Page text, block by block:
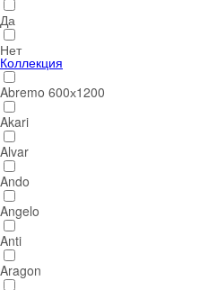
Да
Нет
Коллекция
Abremo 600х1200
Akari
Alvar
Ando
Angelo
Anti
Aragon